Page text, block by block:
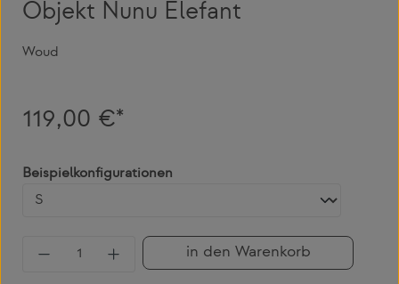
Objekt Nunu Elefant
Woud
119,00 €*
Beispielkonfigurationen
Produkt Anzahl: Gib den gewünschten
in den Warenkorb